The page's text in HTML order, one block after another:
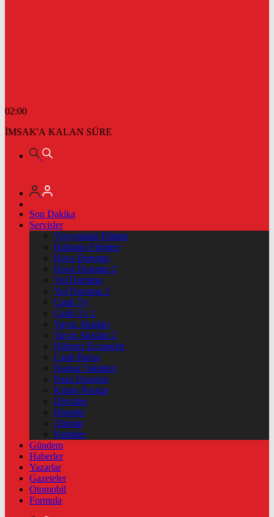
02:00
İMSAK'A KALAN SÜRE
Son Dakika
Servisler
Vizyondaki Filmler
Haftanin Filmleri
Hava Durumu
Hava Durumu 2
Yol Durumu
Yol Durumu 2
Canlı Tv
Canlı Tv 2
Yayın Akışları
Yayın Akışları 2
Nöbetçi Eczaneler
Canlı Borsa
Namaz Vakitleri
Puan Durumu
Kripto Paralar
Dövizler
Hisseler
Altınlar
Pariteler
Gündem
Haberler
Yazarlar
Gazeteler
Otomobil
Formula